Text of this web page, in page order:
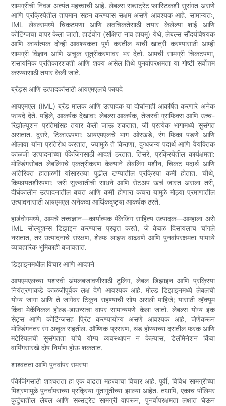
सामग्रीची निवड अत्यंत महत्त्वाची आहे. लेबल्स सब्सट्रेट प्लास्टिकशी सुसंगत असणे
आणि प्रक्रियेतील तापमान सहन करण्यास सक्षम असणे आवश्यक आहे. सामान्यतः,
IML लेबल्समध्ये चिकटपणा आणि लवचिकतेसाठी तयार केलेल्या शाई आणि
कोटिंग्जचा वापर केला जातो. हार्डवोग (संक्षिप्त नाव हायमू) येथे, लेबल्स सौंदर्यविषयक
आणि कार्यात्मक दोन्ही आवश्यकता पूर्ण करतील याची खात्री करण्यासाठी आम्ही
सामग्री विज्ञान आणि अचूक सूत्रीकरणावर भर देतो. आमची सामग्री चिकटपणा,
रासायनिक प्रतिकारशक्ती आणि शक्य असेल तिथे पुनर्वापरक्षमता या गोष्टी सर्वोत्तम
करण्यासाठी तयार केली जाते.
ब्रँड्स आणि उत्पादकांसाठी आयएमएलचे फायदे
आयएमएल (IML) ब्रँड मालक आणि उत्पादक या दोघांनाही आकर्षित करणारे अनेक
फायदे देते. पहिले, आकर्षक देखावा: लेबल्स आकर्षक, तेजस्वी ग्राफिक्स आणि उच्च-
रिझोल्यूशन प्रतिमांसह तयार केली जाऊ शकतात, जी प्रत्येक भागामध्ये सुसंगत
असतात. दुसरे, टिकाऊपणा: आयएमएलचे भाग ओरखडे, रंग फिका पडणे आणि
ओलावा यांना प्रतिरोध करतात, ज्यामुळे ते किराणा, दुग्धजन्य पदार्थ आणि वैयक्तिक
काळजी उत्पादनांच्या पॅकेजिंगसाठी आदर्श ठरतात. तिसरे, प्रक्रियेतील कार्यक्षमता:
मोल्डिंगसोबत लेबलिंगचे एकत्रीकरण केल्याने लेबलिंग मशीन, चिकट पदार्थ आणि
अतिरिक्त हाताळणी यांसारख्या पुढील टप्प्यातील प्रक्रिया कमी होतात. चौथे,
किफायतशीरपणा: जरी सुरुवातीची साधने आणि सेटअप खर्च जास्त असला तरी,
दीर्घकालीन उत्पादनातील बचत आणि कमी होणारा कचरा यामुळे मोठ्या प्रमाणातील
उत्पादनासाठी आयएमएल अनेकदा आर्थिकदृष्ट्या आकर्षक ठरते.
हार्डवोगमध्ये, आमचे तत्त्वज्ञान—कार्यात्मक पॅकेजिंग साहित्य उत्पादक—आम्हाला असे
IML सोल्यूशन्स डिझाइन करण्यास प्रवृत्त करते, जे केवळ दिसायलाच चांगले
नसतात, तर उत्पादनाचे संरक्षण, शेल्फ लाइफ वाढवणे आणि पुनर्वापरक्षमता यांमध्ये
व्यावहारिक भूमिकाही बजावतात.
डिझाइनमधील विचार आणि आव्हाने
आयएमएलच्या यशस्वी अंमलबजावणीसाठी टूलिंग, लेबल डिझाइन आणि प्रक्रिया
नियंत्रणाकडे काळजीपूर्वक लक्ष देणे आवश्यक आहे. मोल्ड डिझाइनमध्ये लेबलची
योग्य जागा आणि ते जागेवर टिकून राहण्याची सोय असली पाहिजे; यासाठी व्हॅक्यूम
किंवा मेकॅनिकल होल्ड-डाउन्सचा वापर सामान्यपणे केला जातो. लेबल्स योग्य इंक
सेट्स आणि कोटिंग्जसह प्रिंट करण्यायोग्य असणे आवश्यक आहे, जेणेकरून
मोल्डिंगनंतर रंग अचूक राहतील. औष्णिक प्रसरण, थंड होण्याच्या दरातील फरक आणि
मटेरियलची सुसंगतता यांचे योग्य व्यवस्थापन न केल्यास, डेलॅमिनेशन किंवा
वार्पिंगसारखे दोष निर्माण होऊ शकतात.
शाश्वतता आणि पुनर्वापर समस्या
पॅकेजिंगसाठी शाश्वतता हा एक वाढता महत्त्वाचा विचार आहे. पूर्वी, विविध सामग्रीच्या
मिश्रणामुळे पुनर्वापराच्या प्रक्रिया गुंतागुंतीच्या झाल्या आहेत. तथापि, एकाच पॉलिमर
कुटुंबातील लेबल आणि सब्सट्रेट सामग्री वापरून, पुनर्वापरक्षमता लक्षात घेऊन